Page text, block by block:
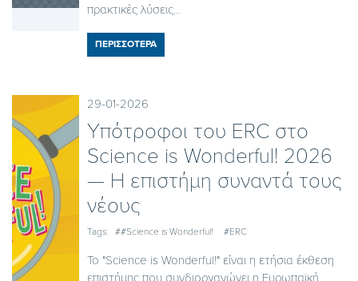
πρακτικές λύσεις...
ΠΕΡΙΣΣΟΤΕΡΑ
29-01-2026
Υπότροφοι του ERC στο
Science is Wonderful! 2026
— Η επιστήμη συναντά τους
νέους
Tags: ##Science is Wonderful! #ERC
Το "Science is Wonderful!" είναι η ετήσια έκθεση
επιστήμης που συνδιοργανώνει η Ευρωπαϊκή